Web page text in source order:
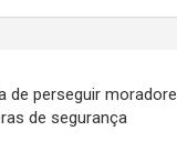
de perseguir
de segurança